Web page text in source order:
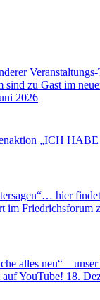
sind zu Gast im
2026
„ICH
hier
im Friedrichsforum
alles neu“ –
YouTube! 18.